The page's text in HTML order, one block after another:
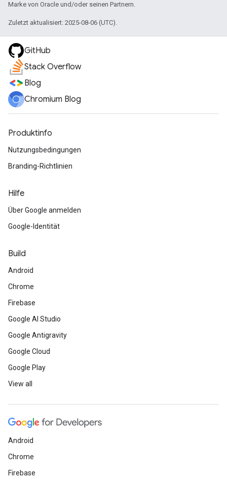
Marke von Oracle und/oder seinen Partnern.
Zuletzt aktualisiert: 2025-08-06 (UTC).
GitHub
Stack Overflow
Blog
Chromium Blog
Produktinfo
Nutzungsbedingungen
Branding-Richtlinien
Hilfe
Über Google anmelden
Google-Identität
Build
Android
Chrome
Firebase
Google AI Studio
Google Antigravity
Google Cloud
Google Play
View all
Android
Chrome
Firebase